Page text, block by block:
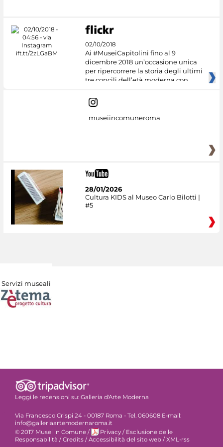
02/10/2018
Ai #MuseiCapitolini fino al 9
dicembre 2018 un’occasione unica
per ripercorrere la storia degli ultimi
tre concili dell’età moderna con
museiincomuneroma
28/01/2026
Cultura KIDS al Museo Carlo Bilotti |
#5
Servizi museali
Leggi le recensioni su: Galleria d'Arte Moderna
Via Francesco Crispi 24 - 00187 Roma - Tel. 060608 E-mail:
info@galleriaartemodernaroma.it
© 2017 Musei in Comune / Privacy / Esclusione delle
Responsabilità / Credits / Accessibilità del sito web / XML-rss